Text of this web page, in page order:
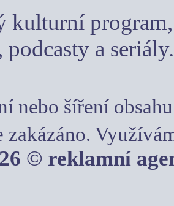
kulturní
podcasty a seriály.
nebo šíření
zakázáno.
© reklamní